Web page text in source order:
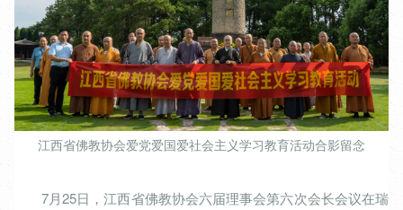
江西省佛教协会爱党爱国爱社会主义学习教育活动合影留念
7月25日，江西省佛教协会六届理事会第六次会长会议在瑞